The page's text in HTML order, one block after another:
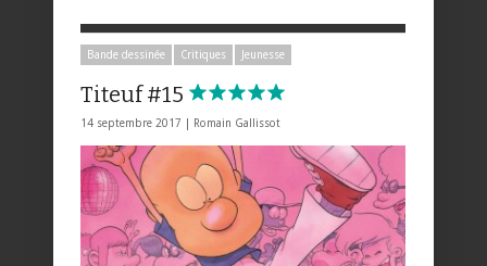
Bande dessinée Critiques Jeunesse
Titeuf #15
14 septembre 2017 | Romain Gallissot